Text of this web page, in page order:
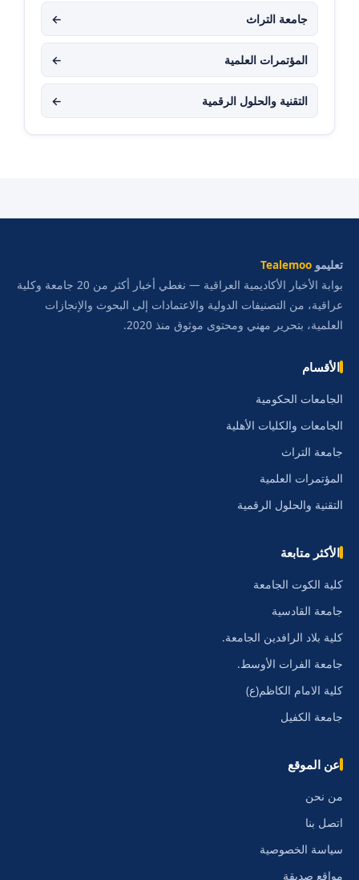
جامعة التراث ←
المؤتمرات العلمية ←
التقنية والحلول الرقمية ←
تعليمو Tealemoo
بوابة الأخبار الأكاديمية العراقية — نغطي أخبار أكثر من 20 جامعة وكلية
عراقية، من التصنيفات الدولية والاعتمادات إلى البحوث والإنجازات
العلمية، بتحرير مهني ومحتوى موثوق منذ 2020.
الأقسام
الجامعات الحكومية
الجامعات والكليات الأهلية
جامعة التراث
المؤتمرات العلمية
التقنية والحلول الرقمية
الأكثر متابعة
كلية الكوت الجامعة
جامعة القادسية
كلية بلاد الرافدين الجامعة.
جامعة الفرات الأوسط.
كلية الامام الكاظم(ع)
جامعة الكفيل
عن الموقع
من نحن
اتصل بنا
سياسة الخصوصية
مواقع صديقة